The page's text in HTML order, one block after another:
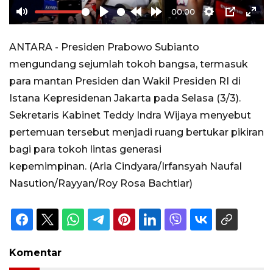
Mute Play
RewindForward
10s
00:00
Settings
PIP
ANTARA - Presiden Prabowo Subianto
mengundang sejumlah tokoh bangsa, termasuk
para mantan Presiden dan Wakil Presiden RI di
Istana Kepresidenan Jakarta pada Selasa (3/3).
Sekretaris Kabinet Teddy Indra Wijaya menyebut
pertemuan tersebut menjadi ruang bertukar pikiran
bagi para tokoh lintas generasi
kepemimpinan. (Aria Cindyara/Irfansyah Naufal
Nasution/Rayyan/Roy Rosa Bachtiar)
Komentar